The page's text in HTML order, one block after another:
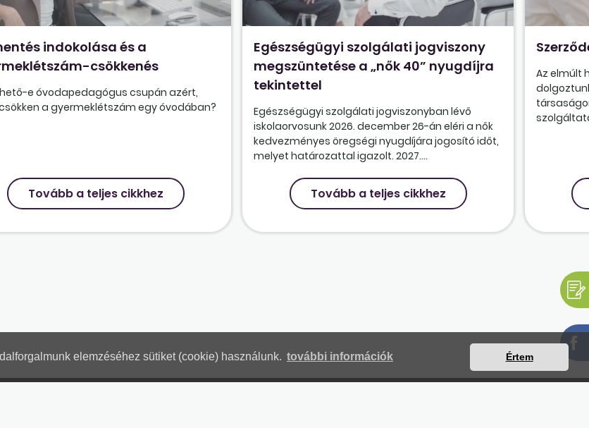
elemzéséhez sütiket (cookie) használunk. további információk Értem
indokolása és a
csökkenés
e óvodapedagógus csupán azért,
a gyermeklétszám egy óvodában?
Tovább a teljes cikkhez
Egészségügyi szolgálati jogviszony
megszüntetése a „nők 40” nyugdíjra
tekintettel
Egészségügyi szolgálati jogviszonyban lévő
iskolaorvosunk 2026. december 26-án eléri a nők
kedvezményes öregségi nyugdíjára jogosító időt,
melyet határozattal igazolt. 2027....
Tovább a teljes cikkhez
Az elmúlt